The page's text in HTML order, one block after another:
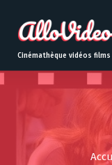
t
o
Cinémathèque vidéos